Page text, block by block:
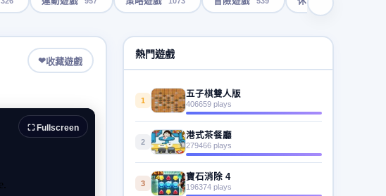
❤收藏遊戲
⛶ Fullscreen
熱門遊戲
1
五子棋雙人版
406659 plays
2
港式茶餐廳
279466 plays
3
寶石消除 4
196374 plays